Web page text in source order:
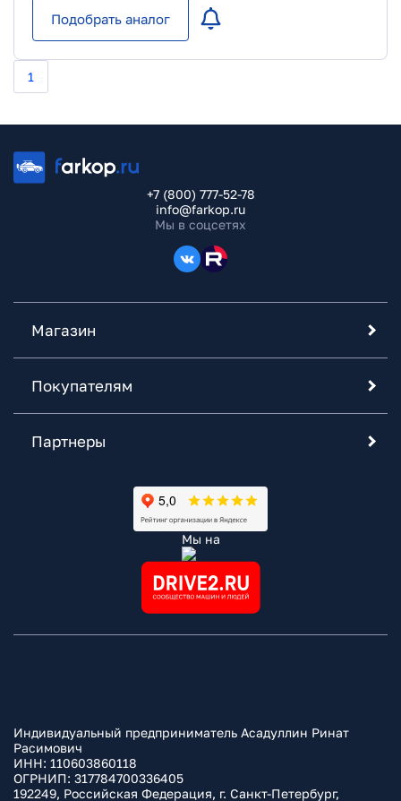
Подобрать аналог
1
+7 (800) 777-52-78
info@farkop.ru
Мы в соцсетях
Магазин
Покупателям
Партнеры
Мы на
Индивидуальный предприниматель Асадуллин Ринат
Расимович
ИНН: 110603860118
ОГРНИП: 317784700336405
192249, Российская Федерация, г. Санкт-Петербург,